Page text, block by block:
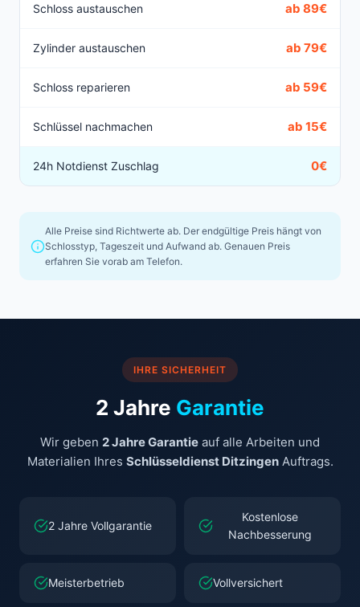
Schloss austauschen ab 89€
Zylinder austauschen ab 79€
Schloss reparieren ab 59€
Schlüssel nachmachen ab 15€
24h Notdienst Zuschlag 0€
Alle Preise sind Richtwerte ab. Der endgültige Preis hängt von
Schlosstyp, Tageszeit und Aufwand ab. Genauen Preis
erfahren Sie vorab am Telefon.
IHRE SICHERHEIT
2 Jahre Garantie
Wir geben 2 Jahre Garantie auf alle Arbeiten und
Materialien Ihres Schlüsseldienst DitzingenAuftrags.
2 Jahre Vollgarantie
Kostenlose
Nachbesserung
Meisterbetrieb Vollversichert